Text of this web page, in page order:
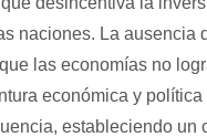
naciones. La ausencia
las economías no
económica y
estableciendo un